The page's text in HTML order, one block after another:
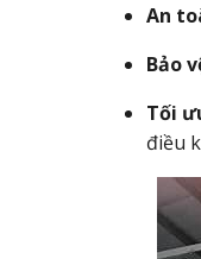
An
Bảo
Tối
điều